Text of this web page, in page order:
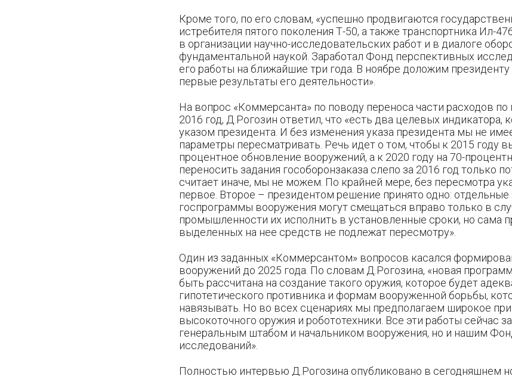
Кроме того, по его словам, «успешно продвигаются
истребителя пятого поколения Т-50, а также транспортника Ил-
в организации научно-исследовательских работ и в диалоге
фундаментальной наукой. Заработал Фонд перспективных
его работы на ближайшие три года. В ноябре доложим
первые результаты его деятельности».
На вопрос «Коммерсанта» по поводу переноса части расходов по
2016 год, Д.Рогозин ответил, что «есть два целевых индикатора,
указом президента. И без изменения указа президента мы не
параметры пересматривать. Речь идет о том, чтобы к 2015 году
процентное обновление вооружений, а к 2020 году на 70-
переносить задания гособоронзаказа слепо за 2016 год только
считает иначе, мы не можем. По крайней мере, без пересмотра
первое. Второе – президентом решение принято одно: отдельные
госпрограммы вооружения могут смещаться вправо только в
промышленности их исполнить в установленные сроки, но сама
выделенных на нее средств не подлежат пересмотру».
Один из заданных «Коммерсантом» вопросов касался
вооружений до 2025 года. По словам Д.Рогозина, «новая
быть рассчитана на создание такого оружия, которое будет
гипотетического противника и формам вооруженной борьбы,
навязывать. Но во всех сценариях мы предполагаем широкое
высокоточного оружия и робототехники. Все эти работы сейчас
генеральным штабом и начальником вооружения, но и нашим
исследований».
Полностью интервью Д.Рогозина опубликовано в сегодняшнем